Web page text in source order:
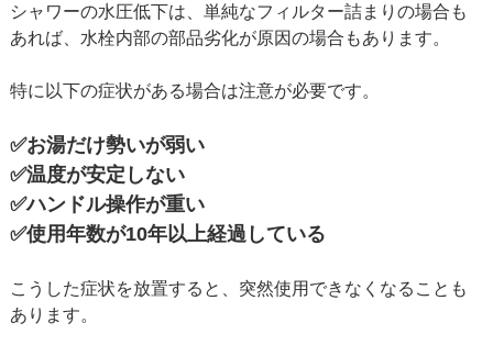
シャワーの水圧低下は、単純なフィルター詰まりの場合も
あれば、水栓内部の部品劣化が原因の場合もあります。
特に以下の症状がある場合は注意が必要です。
✅お湯だけ勢いが弱い
✅温度が安定しない
✅ハンドル操作が重い
✅使用年数が10年以上経過している
こうした症状を放置すると、突然使用できなくなることも
あります。